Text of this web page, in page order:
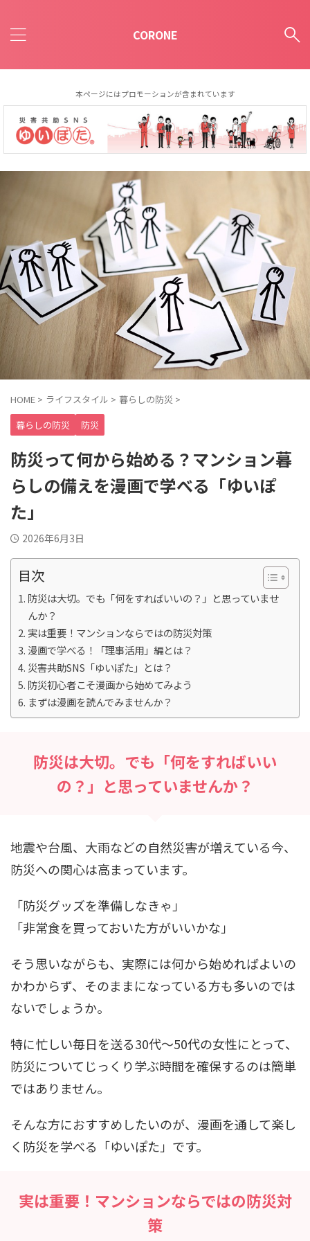
CORONE
本ページにはプロモーションが含まれています
HOME > ライフスタイル > 暮らしの防災 >
暮らしの防災
防災
防災って何から始める？マンション暮
らしの備えを漫画で学べる「ゆいぽ
た」
2026年6月3日
目次
防災は大切。でも「何をすればいいの？」と思っていませ
んか？
実は重要！マンションならではの防災対策
漫画で学べる！「理事活用」編とは？
災害共助SNS「ゆいぽた」とは？
防災初心者こそ漫画から始めてみよう
まずは漫画を読んでみませんか？
防災は大切。でも「何をすればいい
の？」と思っていませんか？
地震や台風、大雨などの自然災害が増えている今、
防災への関心は高まっています。
「防災グッズを準備しなきゃ」
「非常食を買っておいた方がいいかな」
そう思いながらも、実際には何から始めればよいの
かわからず、そのままになっている方も多いのでは
ないでしょうか。
特に忙しい毎日を送る30代〜50代の女性にとって、
防災についてじっくり学ぶ時間を確保するのは簡単
ではありません。
そんな方におすすめしたいのが、漫画を通して楽し
く防災を学べる「ゆいぽた」です。
実は重要！マンションならではの防災対
策